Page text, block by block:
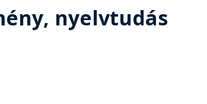
nyelvtudás